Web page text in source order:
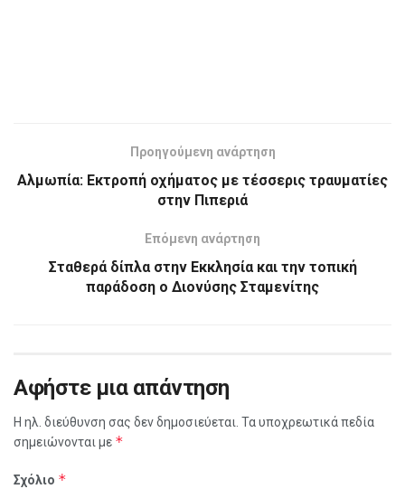
Προηγούμενη ανάρτηση
Αλμωπία: Εκτροπή οχήματος με τέσσερις τραυματίες
στην Πιπεριά
Επόμενη ανάρτηση
Σταθερά δίπλα στην Εκκλησία και την τοπική
παράδοση ο Διονύσης Σταμενίτης
Αφήστε μια απάντηση
Η ηλ. διεύθυνση σας δεν δημοσιεύεται. Τα υποχρεωτικά πεδία
σημειώνονται με *
Σχόλιο *